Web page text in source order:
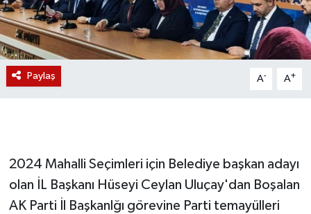
Paylaş A- A+
2024 Mahalli Seçimleri için Belediye başkan adayı
olan İL Başkanı Hüseyi Ceylan Uluçay'dan Boşalan
AK Parti İl Başkanlğı görevine Parti temayülleri